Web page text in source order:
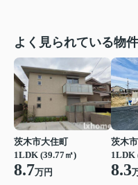
よく見られている物件
茨木市大住町
1LDK (39.77㎡)
8.7万円
茨木
1LDK
8.3